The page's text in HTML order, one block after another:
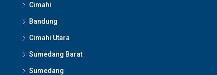
Cimahi
Bandung
Cimahi Utara
Sumedang Barat
Sumedang